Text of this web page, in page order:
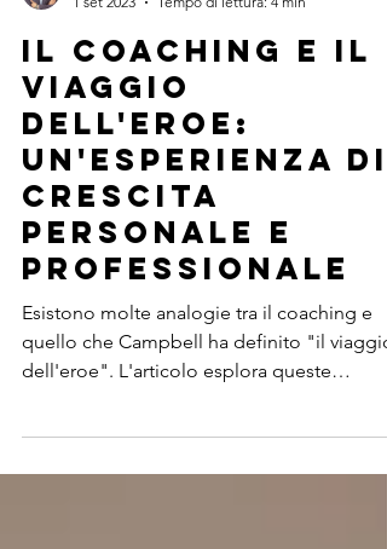
1 set 2023
Tempo di lettura: 4 min
Il coaching e il
viaggio
dell'eroe:
un'esperienza di
crescita
personale e
professionale
Esistono molte analogie tra il coaching e